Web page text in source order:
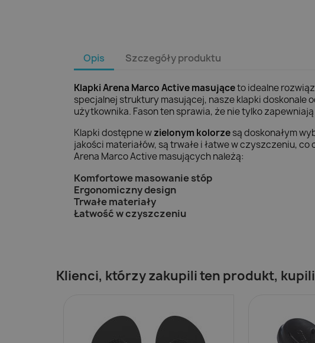
Opis Szczegóły produktu
Klapki Arena Marco Active masująceto idealne
specjalnej struktury masującej, nasze klapki
użytkownika. Fason ten sprawia, że nie tylko
Klapki dostępne wzielonym kolorzesą doskonałym
jakości materiałów, są trwałe i łatwe w czyszczeniu,
Arena Marco Active masujących należą:
Komfortowe masowanie stóp
Ergonomiczny design
Trwałe materiały
Łatwość w czyszczeniu
Klienci, którzy zakupili ten produkt,